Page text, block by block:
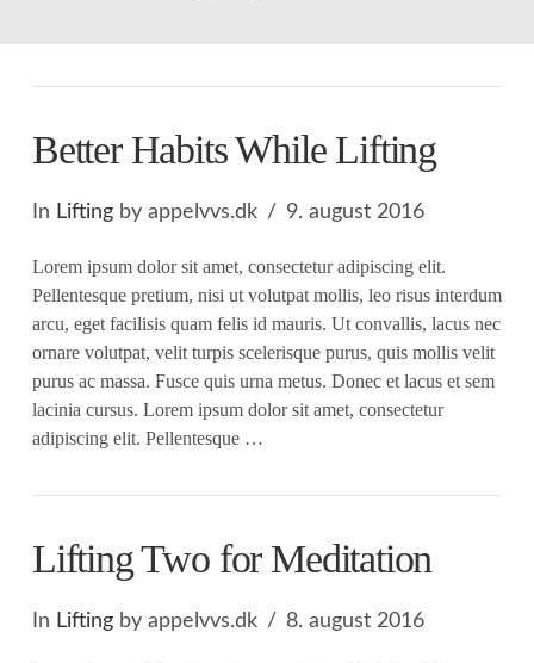
Better Habits While Lifting
In Liftingby appelvvs.dk 9. august 2016
Lorem ipsum dolor sit amet, consectetur adipiscing elit.
Pellentesque pretium, nisi ut volutpat mollis, leo risus interdum
arcu, eget facilisis quam felis id mauris. Ut convallis, lacus nec
ornare volutpat, velit turpis scelerisque purus, quis mollis velit
purus ac massa. Fusce quis urna metus. Donec et lacus et sem
lacinia cursus. Lorem ipsum dolor sit amet, consectetur
adipiscing elit. Pellentesque …
Lifting Two for Meditation
In Liftingby appelvvs.dk 8. august 2016